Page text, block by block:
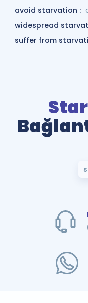
avoid starvation :
widespread
suffer from